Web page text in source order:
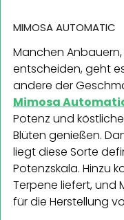
MIMOSA AUTOMATIC
Manchen
entscheiden, geht
andere der
Mimosa
Potenz und
Blüten genießen.
liegt diese Sorte
Potenzskala. Hinzu
Terpene liefert, und
für die Herstellung